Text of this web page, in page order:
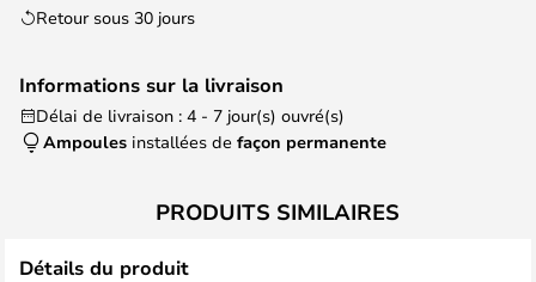
Retour sous 30 jours
Informations sur la livraison
Délai de livraison : 4 - 7 jour(s) ouvré(s)
Ampoules installées de façon permanente
PRODUITS SIMILAIRES
Détails du produit